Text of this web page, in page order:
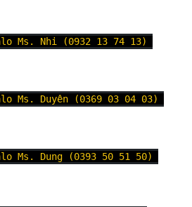
Ms. Nhi (0932 13 74 13)
Ms. Duyên (0369 03 04 03)
Ms. Dung (0393 50 51 50)